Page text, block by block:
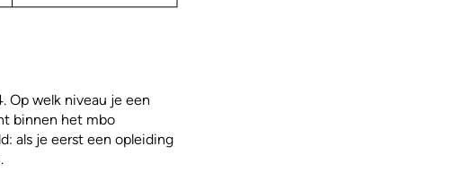
Op welk niveau je een
binnen het mbo
als je eerst een opleiding